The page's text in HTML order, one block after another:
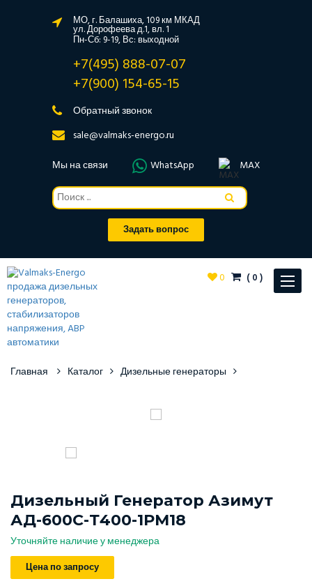
МО, г. Балашиха, 109 км МКАД
ул. Дорофеева д.1, вл. 1
Пн-Сб: 9-19, Вс: выходной
+7(495) 888-07-07
+7(900) 154-65-15
Обратный звонок
sale@valmaks-energo.ru
Мы на связи
WhatsApp MAX
Задать вопрос
Toggle
0 (0)
Главная Каталог Дизельные генераторы
Дизельный Генератор Азимут
АД-600С-Т400-1РМ18
Уточняйте наличие у менеджера
Цена по запросу